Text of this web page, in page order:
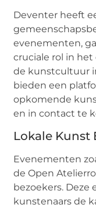
Deventer heeft
evenementen,
cruciale rol in
de kunstcultuur
bieden een
opkomende
en in contact te
Lokale Kunst
Evenementen
de Open
bezoekers.
kunstenaars de